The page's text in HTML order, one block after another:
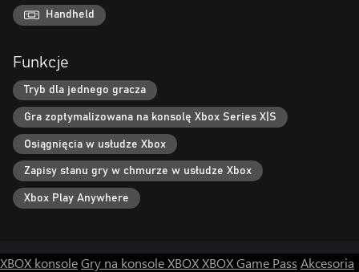
Handheld
Funkcje
Tryb dla jednego gracza
Gra zoptymalizowana na konsolę Xbox Series X|S
Osiągnięcia w usłudze Xbox
Zapisy stanu gry w chmurze w usłudze Xbox
Xbox Play Anywhere
XBOX konsoleGry na konsole XBOXXBOX Game Pass Akcesoria